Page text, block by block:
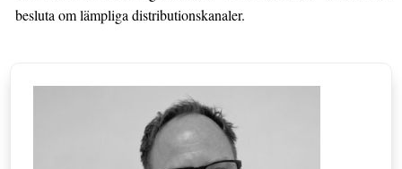
besluta om lämpliga distributionskanaler.